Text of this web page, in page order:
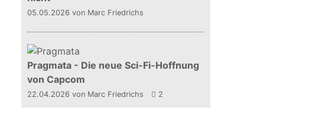
05.05.2026 von Marc Friedrichs
Pragmata - Die neue Sci-Fi-Hoffnung
von Capcom
22.04.2026 von Marc Friedrichs 2